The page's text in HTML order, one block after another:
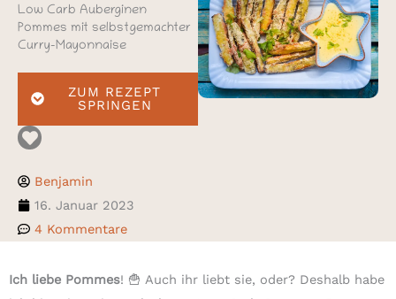
Low Carb Auberginen
Pommes mit selbstgemachter
Curry-Mayonnaise
ZUM REZEPT
SPRINGEN
Benjamin
16. Januar 2023
4 Kommentare
Ich liebe Pommes! 🍟 Auch ihr liebt sie, oder? Deshalb habe